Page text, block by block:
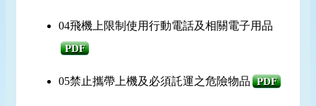
04飛機上限制使用行動電話及相關電子用品
PDF
05禁止攜帶上機及必須託運之危險物品 PDF